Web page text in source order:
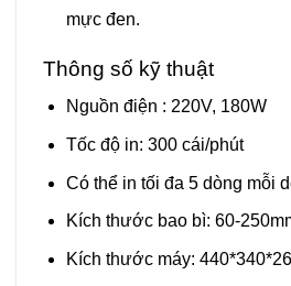
mực đen.
Thông số kỹ thuật
Nguồn điện : 220V, 180W
Tốc độ in: 300 cái/phút
Có thể in tối đa 5 dòng mỗi
Kích thước bao bì: 60-
Kích thước máy: